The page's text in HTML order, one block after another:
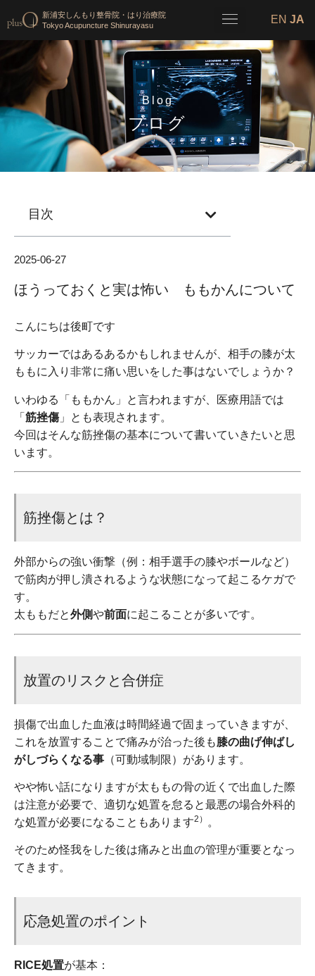
新浦安しんもり整骨院・はり治療院
Tokyo Acupuncture Shinurayasu
Blog
ブログ
目次
2025-06-27
ほうっておくと実は怖い ももかんについて
こんにちは後町です
サッカーではあるあるかもしれませんが、相手の膝が太
ももに入り非常に痛い思いをした事はないでしょうか？
いわゆる「ももかん」と言われますが、医療用語では
「 筋挫傷」とも表現されます。
今回はそんな筋挫傷の基本について書いていきたいと思
います。
筋挫傷とは？
外部からの強い衝撃（例：相手選手の膝やボールなど）
で筋肉が押し潰されるような状態になって起こるケガで
す。
太ももだと外側や前面に起こることが多いです。
放置のリスクと合併症
損傷で出血した血液は時間経過で固まっていきますが、
これを放置することで痛みが治った後も膝の曲げ伸ばし
がしづらくなる事 （可動域制限）があります。
やや怖い話になりますが太ももの骨の近くで出血した際
は注意が必要で、適切な処置を怠ると最悪の場合外科的
な処置が必要になることもあります2） 。
そのため怪我をした後は痛みと出血の管理が重要となっ
てきます。
応急処置のポイント
RICE処置が基本：
EN JA